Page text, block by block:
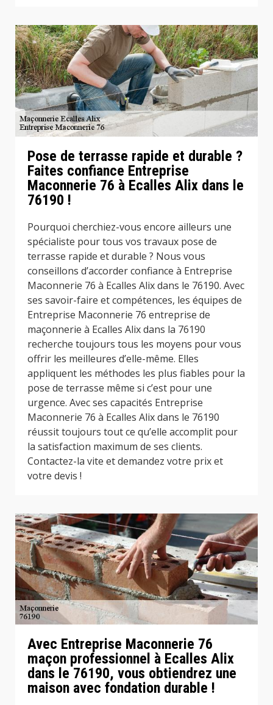
Pose de terrasse rapide et durable ?
Faites confiance Entreprise
Maconnerie 76 à Ecalles Alix dans le
76190 !
Pourquoi cherchiez-vous encore ailleurs une
spécialiste pour tous vos travaux pose de
terrasse rapide et durable ? Nous vous
conseillons d’accorder confiance à Entreprise
Maconnerie 76 à Ecalles Alix dans le 76190. Avec
ses savoir-faire et compétences, les équipes de
Entreprise Maconnerie 76 entreprise de
maçonnerie à Ecalles Alix dans la 76190
recherche toujours tous les moyens pour vous
offrir les meilleures d’elle-même. Elles
appliquent les méthodes les plus fiables pour la
pose de terrasse même si c’est pour une
urgence. Avec ses capacités Entreprise
Maconnerie 76 à Ecalles Alix dans le 76190
réussit toujours tout ce qu’elle accomplit pour
la satisfaction maximum de ses clients.
Contactez-la vite et demandez votre prix et
votre devis !
Avec Entreprise Maconnerie 76
maçon professionnel à Ecalles Alix
dans le 76190, vous obtiendrez une
maison avec fondation durable !